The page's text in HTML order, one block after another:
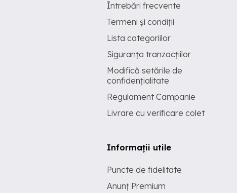
Întrebări frecvente
Termeni și condiții
Lista categoriilor
Siguranța tranzacțiilor
Modifică setările de
confidențialitate
Regulament Campanie
Livrare cu verificare colet
Informații utile
Puncte de fidelitate
Anunț Premium